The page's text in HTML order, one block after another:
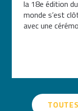
la 18e édition
monde s’est
avec une